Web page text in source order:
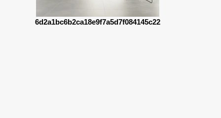
6d2a1bc6b2ca18e9f7a5d7f084145c22